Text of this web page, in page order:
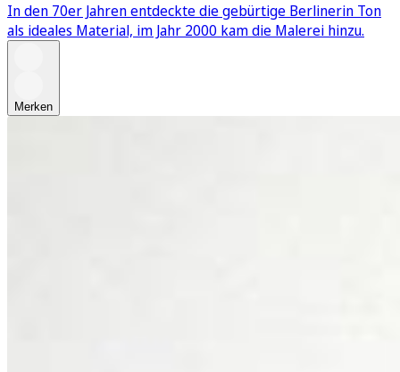
In den 70er Jahren entdeckte die gebürtige Berlinerin Ton
als ideales Material, im Jahr 2000 kam die Malerei hinzu.
Merken